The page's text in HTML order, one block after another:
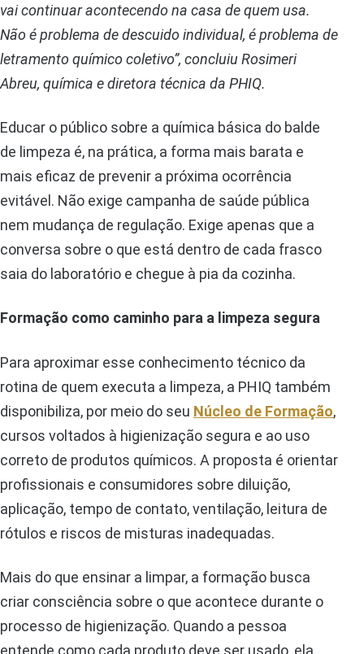
vai continuar acontecendo na casa de quem usa.
Não é problema de descuido individual, é problema de
letramento químico coletivo”, concluiu Rosimeri
Abreu, química e diretora técnica da PHIQ.
Educar o público sobre a química básica do balde
de limpeza é, na prática, a forma mais barata e
mais eficaz de prevenir a próxima ocorrência
evitável. Não exige campanha de saúde pública
nem mudança de regulação. Exige apenas que a
conversa sobre o que está dentro de cada frasco
saia do laboratório e chegue à pia da cozinha.
Formação como caminho para a limpeza segura
Para aproximar esse conhecimento técnico da
rotina de quem executa a limpeza, a PHIQ também
disponibiliza, por meio do seu Núcleo de Formação,
cursos voltados à higienização segura e ao uso
correto de produtos químicos. A proposta é orientar
profissionais e consumidores sobre diluição,
aplicação, tempo de contato, ventilação, leitura de
rótulos e riscos de misturas inadequadas.
Mais do que ensinar a limpar, a formação busca
criar consciência sobre o que acontece durante o
processo de higienização. Quando a pessoa
entende como cada produto deve ser usado, ela